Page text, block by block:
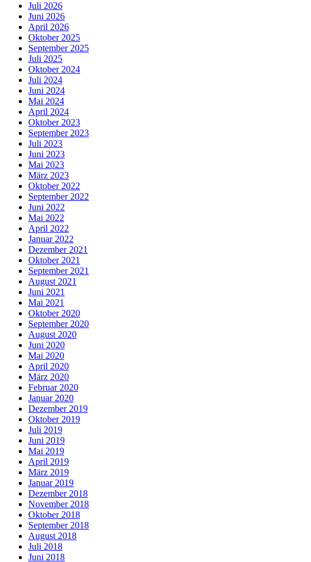
Juli 2026
Juni 2026
April 2026
Oktober 2025
September 2025
Juli 2025
Oktober 2024
Juli 2024
Juni 2024
Mai 2024
April 2024
Oktober 2023
September 2023
Juli 2023
Juni 2023
Mai 2023
März 2023
Oktober 2022
September 2022
Juni 2022
Mai 2022
April 2022
Januar 2022
Dezember 2021
Oktober 2021
September 2021
August 2021
Juni 2021
Mai 2021
Oktober 2020
September 2020
August 2020
Juni 2020
Mai 2020
April 2020
März 2020
Februar 2020
Januar 2020
Dezember 2019
Oktober 2019
Juli 2019
Juni 2019
Mai 2019
April 2019
März 2019
Januar 2019
Dezember 2018
November 2018
Oktober 2018
September 2018
August 2018
Juli 2018
Juni 2018